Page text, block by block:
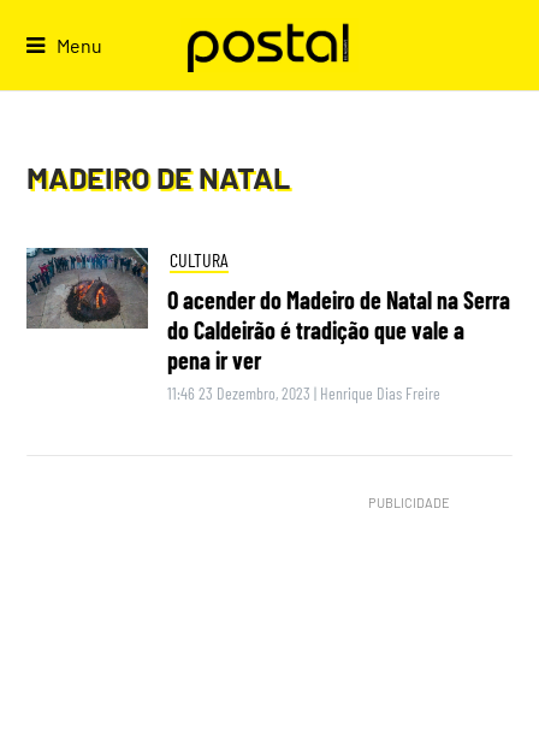
Menu
MADEIRO DE NATAL
CULTURA
O acender do Madeiro de Natal na Serra
do Caldeirão é tradição que vale a
pena ir ver
11:46 23 Dezembro, 2023 | Henrique Dias Freire